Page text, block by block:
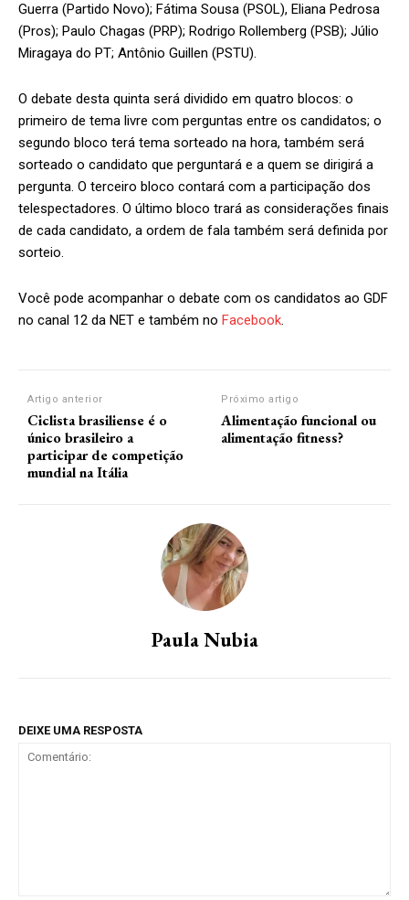
Guerra (Partido Novo); Fátima Sousa (PSOL), Eliana Pedrosa
(Pros); Paulo Chagas (PRP); Rodrigo Rollemberg (PSB); Júlio
Miragaya do PT; Antônio Guillen (PSTU).
O debate desta quinta será dividido em quatro blocos: o
primeiro de tema livre com perguntas entre os candidatos; o
segundo bloco terá tema sorteado na hora, também será
sorteado o candidato que perguntará e a quem se dirigirá a
pergunta. O terceiro bloco contará com a participação dos
telespectadores. O último bloco trará as considerações finais
de cada candidato, a ordem de fala também será definida por
sorteio.
Você pode acompanhar o debate com os candidatos ao GDF
no canal 12 da NET e também no Facebook.
Artigo anterior
Ciclista brasiliense é o
único brasileiro a
participar de competição
mundial na Itália
Próximo artigo
Alimentação funcional ou
alimentação fitness?
Paula Nubia
DEIXE UMA RESPOSTA